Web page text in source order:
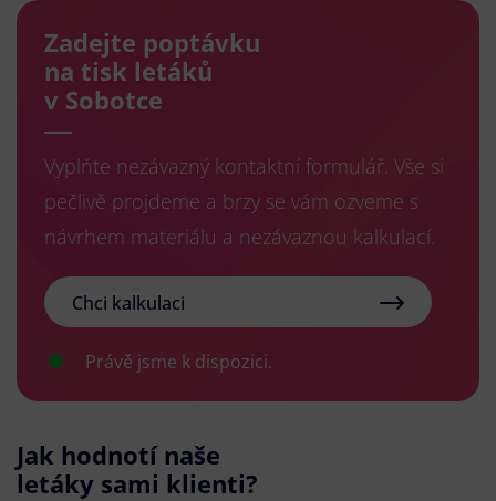
Zadejte poptávku
na tisk letáků
v Sobotce
Vyplňte nezávazný kontaktní formulář. Vše si
pečlivě projdeme a brzy se vám ozveme s
návrhem materiálu a nezávaznou kalkulací.
Chci kalkulaci
Právě jsme k dispozici.
Jak hodnotí naše
letáky sami klienti?